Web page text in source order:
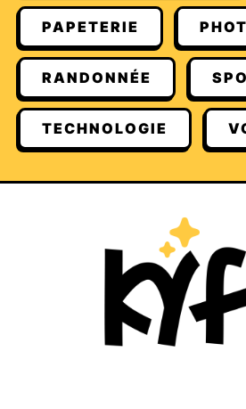
PAPETERIE
RANDONNÉE
TECHNOLOGIE